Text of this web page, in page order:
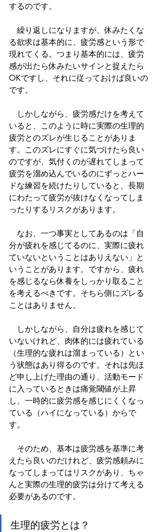
するのです。
繰り返しになりますが、休みたくな
る欲求は基本的に、疲労感という形で
現れてくる。つまり基本的には、疲労
感が出たら休みたいサインと捉えたら
OKですし、それに従っておけば良いの
です。
しかしながら、疲労感だけを考えて
いると、このように時に実際の生理的
疲労とのズレが生じることがありま
す。このズレにすぐに気づけたら良い
のですが、気付くのが遅れてしまって
疲労を溜め込んでいるのにずっとハー
ドな練習を続けたりしていると、長期
にわたって疲労が抜けなくなってしま
ったりするリスクがあります。
なお、一つ事実としてあるのは「自
分が疲れを感じてるのに、実際に疲れ
ていないということはありえない」と
いうことがあります。ですから、疲れ
を感じるなら休養をしっかり取ること
を考えるべきです。そちら側にズレる
ことはありません。
しかしながら、自分は疲れを感じて
いないけれど、肉体的には疲れている
（生理的な疲れは溜まっている）とい
う状態はあり得るのです。それは先ほ
ど申し上げた理由の通り、活動モード
に入っているときは痛覚閾値が上昇
し、一時的に疲労感を感じにくくなっ
ている（ハイになっている）からで
す。
そのため、基本は疲労感を基準に考
えたら良いのだけれど、疲労感頼みに
なってしまってはリスクがあり、ちゃ
んと実際の生理的疲労は分けて考える
必要があるのです。
生理的疲労とは？